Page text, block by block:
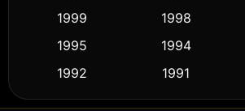
Dance เต้น
Detective สืบสวน
1999
1998
1995
1994
1992
1991
1989
1988